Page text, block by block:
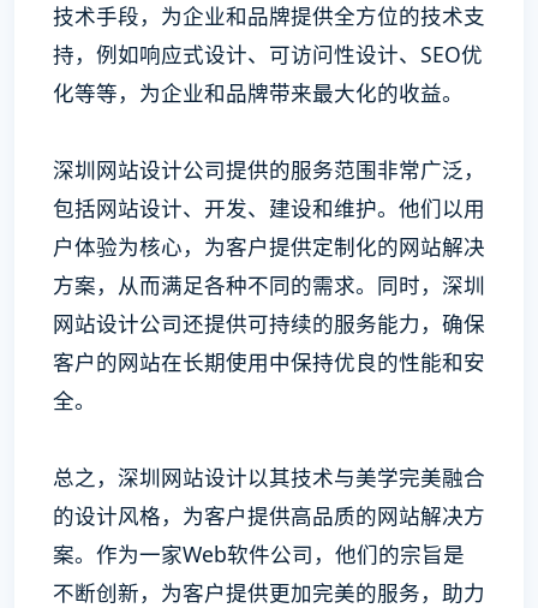
技术手段，为企业和品牌提供全方位的技术支
持，例如响应式设计、可访问性设计、SEO优
化等等，为企业和品牌带来最大化的收益。
深圳网站设计公司提供的服务范围非常广泛，
包括网站设计、开发、建设和维护。他们以用
户体验为核心，为客户提供定制化的网站解决
方案，从而满足各种不同的需求。同时，深圳
网站设计公司还提供可持续的服务能力，确保
客户的网站在长期使用中保持优良的性能和安
全。
总之，深圳网站设计以其技术与美学完美融合
的设计风格，为客户提供高品质的网站解决方
案。作为一家Web软件公司，他们的宗旨是
不断创新，为客户提供更加完美的服务，助力